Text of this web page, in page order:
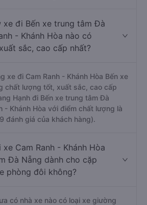
xe đi Bến xe trung tâm Đà
- Khánh Hòa nào có
sắc, cao cấp nhất?
xe đi Cam Ranh - Khánh Hòa Bến xe
chất lượng tốt, xuất sắc, cao cấp
Hạnh đi Bến xe trung tâm Đà
- Khánh Hòa với điểm chất lượng là
đánh giá của khách hàng).
Cam Ranh - Khánh Hòa
Đà Nẵng dành cho cặp
phòng đôi không?
có nhà xe nào có loại xe giường